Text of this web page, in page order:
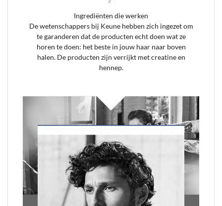
Ingrediënten die werken
De wetenschappers bij Keune hebben zich ingezet om
te garanderen dat de producten echt doen wat ze
horen te doen: het beste in jouw haar naar boven
halen. De producten zijn verrijkt met creatine en
hennep.